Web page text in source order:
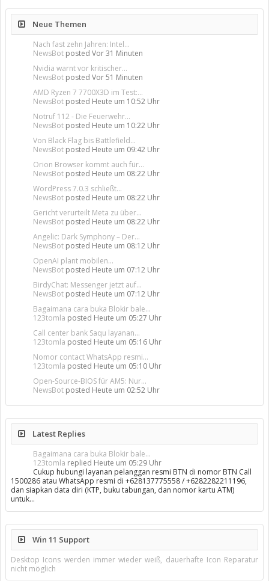
Neue Themen
Nach fast zehn Jahren: Intel...
NewsBot posted Vor 31 Minuten
Nvidia warnt vor kritischer...
NewsBot posted Vor 51 Minuten
AMD Ryzen 7 7700X3D im Test:...
NewsBot posted Heute um 10:52 Uhr
Notruf 112 - Die Feuerwehr...
NewsBot posted Heute um 10:22 Uhr
Von Black Flag bis Battlefield...
NewsBot posted Heute um 09:42 Uhr
Orion Browser kommt auch für...
NewsBot posted Heute um 08:22 Uhr
WordPress 7.0.3 schließt...
NewsBot posted Heute um 08:22 Uhr
Gericht verurteilt Meta zu über...
NewsBot posted Heute um 08:22 Uhr
Angelic: Dark Symphony – Der...
NewsBot posted Heute um 08:12 Uhr
OpenAI plant mobilen...
NewsBot posted Heute um 07:12 Uhr
BirdyChat: Messenger jetzt auf...
NewsBot posted Heute um 07:12 Uhr
Bagaimana cara buka Blokir bale...
123tomla posted Heute um 05:27 Uhr
Call center bank Saqu layanan...
123tomla posted Heute um 05:16 Uhr
Nomor contact WhatsApp resmi...
123tomla posted Heute um 05:10 Uhr
Open-Source-BIOS für AM5: Nur...
NewsBot posted Heute um 02:52 Uhr
Latest Replies
Bagaimana cara buka Blokir bale...
123tomla replied Heute um 05:29 Uhr
Cukup hubungi layanan pelanggan resmi BTN di nomor BTN Call
1500286 atau WhatsApp resmi di +628137775558 / +6282282211196,
dan siapkan data diri (KTP, buku tabungan, dan nomor kartu ATM)
untuk…
Win 11 Support
Desktop Icons werden immer wieder weiß, dauerhafte Icon Reparatur
nicht möglich